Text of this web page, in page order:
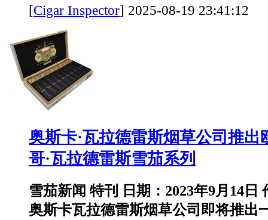
[Cigar Inspector] 2025-08-19
奥斯卡·瓦拉德雷斯烟草公司推出
哥·瓦拉德雷斯雪茄系列
雪茄新闻 特刊 日期：2023年9月14日
奥斯卡瓦拉德雷斯烟草公司即将推出